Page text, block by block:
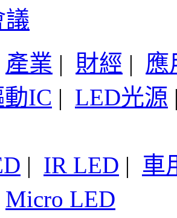
議
產業 | 財經 | 應
IC | LED光源
| IR LED | 車
Micro LED